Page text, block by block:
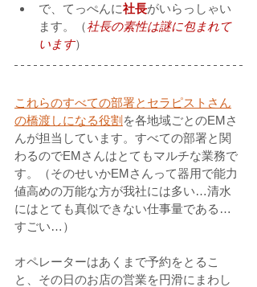
で、てっぺんに社長がいらっしゃい
ます。（社長の素性は謎に包まれて
います）
これらのすべての部署とセラピストさん
の橋渡しになる役割 を各地域ごとのEMさ
んが担当しています。すべての部署と関
わるのでEMさんはとてもマルチな業務で
す。（そのせいかEMさんって器用で能力
値高めの万能な方が我社には多い…清水
にはとても真似できない仕事量である…
すごい…）
オペレーターはあくまで予約をとるこ
と、その日のお店の営業を円滑にまわし